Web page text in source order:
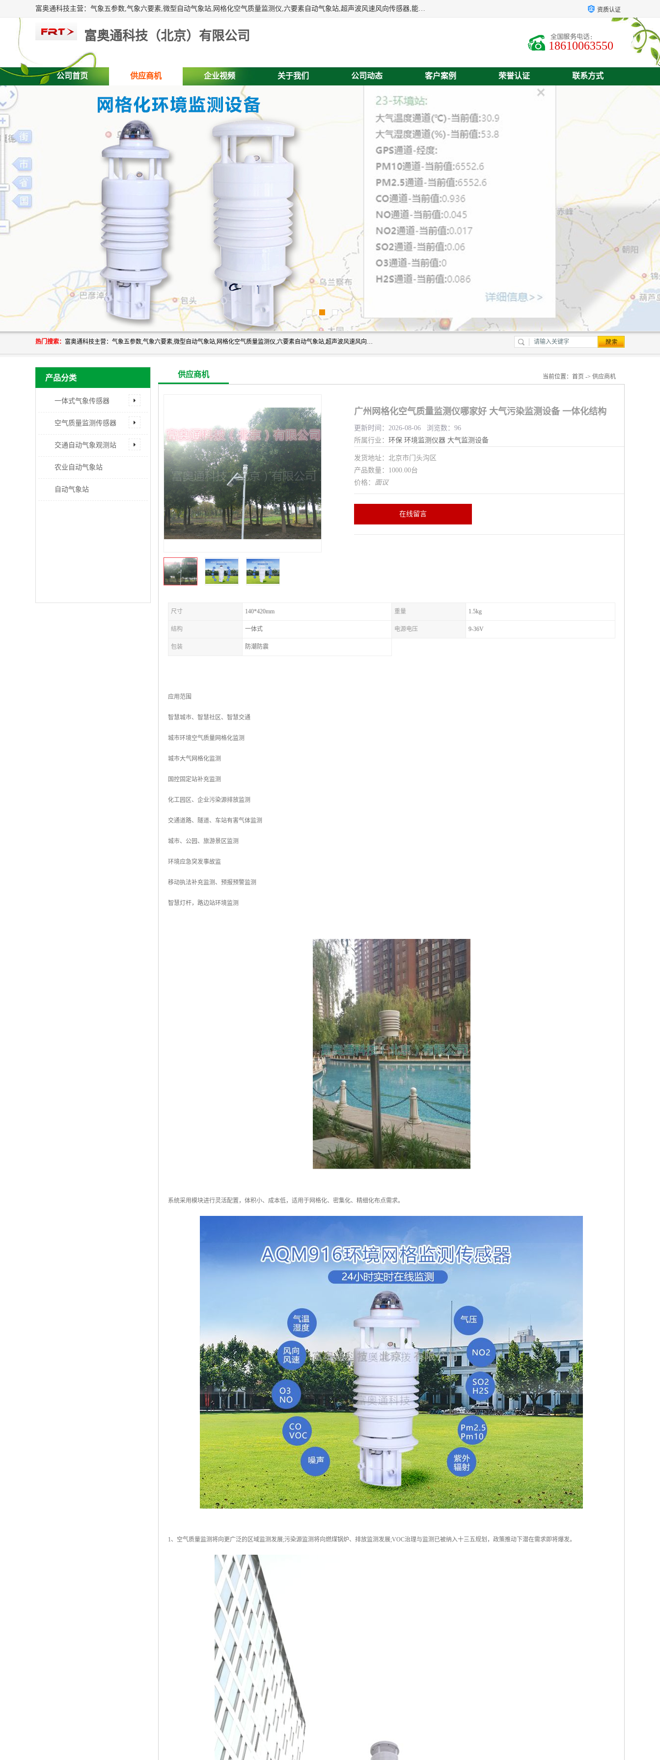
富奥通科技主营：气象五参数,气象六要素,微型自动气象站,网格化空气质量监测仪,六要素自动气象站,超声波风速风向传感器,能见度仪,大气微型站,交通自动气象站,高速路面结冰监测,路面状况传感器等。 资质认证
富奥通科技（北京）有限公司
18610063550
公司首页 供应商机 企业视频 关于我们 公司动态 客户案例 荣誉认证 联系方式
热门搜索： 富奥通科技主营：气象五参数,气象六要素,微型自动气象站,网格化空气质量监测仪,六要素自动气象站,超声波风速风向传感器,能见度仪,大气微型站,交通自动气象站,高速路面结冰监测,路面状况传感器等。
产品分类
一体式气象传感器
空气质量监测传感器
交通自动气象观测站
农业自动气象站
自动气象站
供应商机 当前位置： 首页 -> 供应商机
广州网格化空气质量监测仪哪家好 大气污染监测设备 一体化结构
更新时间：2026-08-06 浏览数：96
所属行业： 环保 环境监测仪器 大气监测设备
发货地址：北京市门头沟区
产品数量：1000.00台
价格： 面议
在线留言
尺寸 140*420mm 重量 1.5kg
结构 一体式 电源电压 9-36V
包装 防潮防震
应用范围
智慧城市、智慧社区、智慧交通
城市环境空气质量网格化监测
城市大气网格化监测
国控固定站补充监测
化工园区、企业污染源排放监测
交通道路、隧道、车站有害气体监测
城市、公园、旅游景区监测
环境应急突发事故监
移动执法补充监测、预报预警监测
智慧灯杆，路边站环境监测
系统采用模块进行灵活配置，体积小、成本低，适用于网格化、密集化、精细化布点需求。
1、空气质量监测将向更广泛的区域监测发展;污染源监测将向燃煤锅炉、排放监测发展;VOC治理与监测已被纳入十三五规划，政策推动下潜在需求即将爆发。